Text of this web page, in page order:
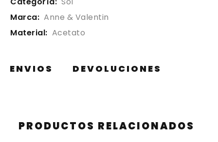
Marca: Anne & Valentin
Material: Acetato
ENVIOS DEVOLUCIONES
PRODUCTOS RELACIONADOS